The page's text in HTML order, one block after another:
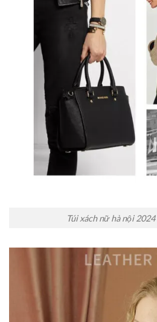
Túi xách nữ hà nội 2024